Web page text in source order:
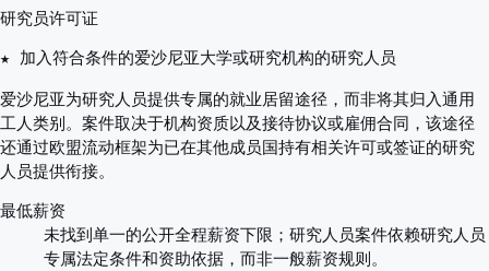
研究员许可证
★ 加入符合条件的爱沙尼亚大学或研究机构的研究人员
爱沙尼亚为研究人员提供专属的就业居留途径，而非将其归入通用
工人类别。案件取决于机构资质以及接待协议或雇佣合同，该途径
还通过欧盟流动框架为已在其他成员国持有相关许可或签证的研究
人员提供衔接。
最低薪资
未找到单一的公开全程薪资下限；研究人员案件依赖研究人员
专属法定条件和资助依据，而非一般薪资规则。